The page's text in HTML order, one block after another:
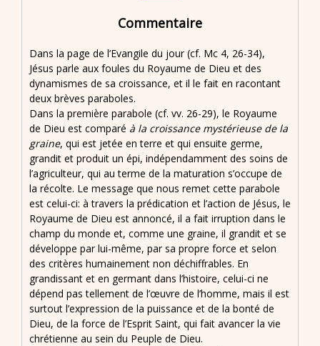
Commentaire
Dans la page de l’Evangile du jour (cf. Mc 4, 26-34),
Jésus parle aux foules du Royaume de Dieu et des
dynamismes de sa croissance, et il le fait en racontant
deux brèves paraboles.
Dans la première parabole (cf. vv. 26-29), le Royaume
de Dieu est comparé à la croissance mystérieuse de la
graine, qui est jetée en terre et qui ensuite germe,
grandit et produit un épi, indépendamment des soins de
l’agriculteur, qui au terme de la maturation s’occupe de
la récolte. Le message que nous remet cette parabole
est celui-ci: à travers la prédication et l’action de Jésus, le
Royaume de Dieu est annoncé, il a fait irruption dans le
champ du monde et, comme une graine, il grandit et se
développe par lui-même, par sa propre force et selon
des critères humainement non déchiffrables. En
grandissant et en germant dans l’histoire, celui-ci ne
dépend pas tellement de l’œuvre de l’homme, mais il est
surtout l’expression de la puissance et de la bonté de
Dieu, de la force de l’Esprit Saint, qui fait avancer la vie
chrétienne au sein du Peuple de Dieu.